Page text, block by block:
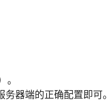
器端的正确配置即可。